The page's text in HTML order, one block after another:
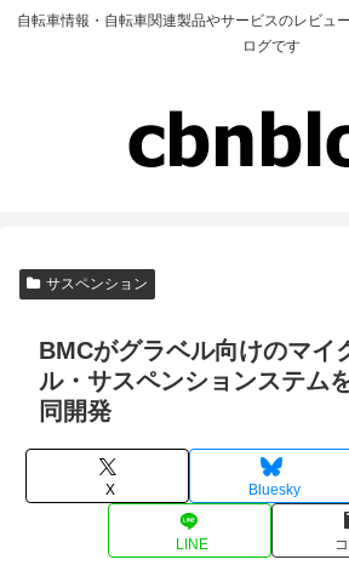
自転車情報・自転車関連製品やサービスのレビュ
ログです
サスペンション
BMCがグラベル向けのマイ
ル・サスペンションステム
同開発
X Bluesky
LINE